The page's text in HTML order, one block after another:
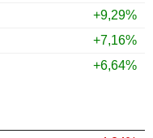
+9,29%
+7,16%
+6,64%